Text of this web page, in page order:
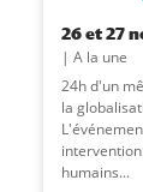
26 et 27
A la une
24h d'un
la
humains...